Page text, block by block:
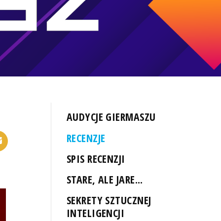
AUDYCJE GIERMASZU
RECENZJE
SPIS RECENZJI
STARE, ALE JARE...
SEKRETY SZTUCZNEJ
INTELIGENCJI